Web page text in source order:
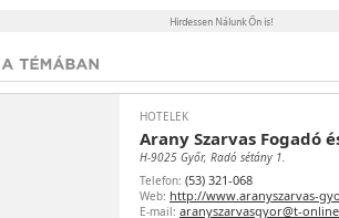
HOTELEK
Arany Szarvas Fogadó
H-9025 Győr, Radó sétány 1.
Telefon: (53) 321-068
Web: http://www.aranyszarvas-
E-mail: aranyszarvasgyor@t-